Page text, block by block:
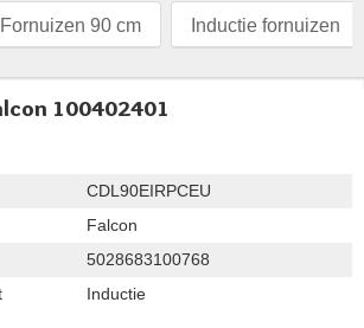
Fornuizen 90 cm Inductie fornuizen
100402401
CDL90EIRPCEU
Falcon
5028683100768
Inductie